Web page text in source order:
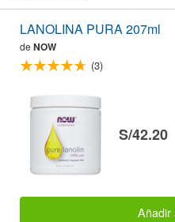
LANOLINA PURA 207ml
de NOW
(3)
S/42.20
Añadir